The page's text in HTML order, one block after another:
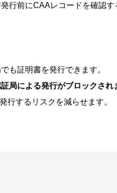
行前にCAAレコードを確認す
も証明書を発行できます。
局による発行がブロックされ
行するリスクを減らせます。